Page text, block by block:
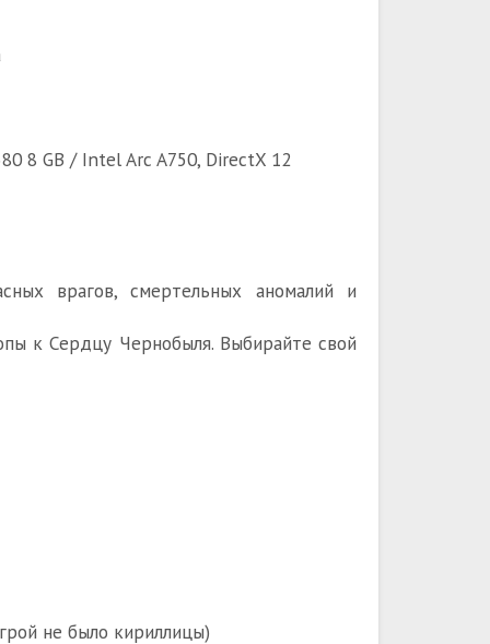
8 GB / Intel Arc A750, DirectX 12
врагов, смертельных аномалий и
к Сердцу Чернобыля. Выбирайте свой
не было кириллицы)